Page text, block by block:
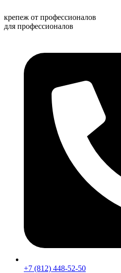
к
содержимому
крепеж от профессионалов
для профессионалов
+7 (812) 448-52-50